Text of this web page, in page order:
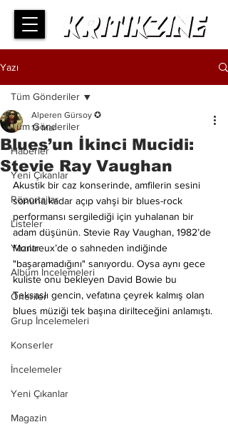
Yazı
Tüm Gönderiler
Haberler
Yeni Çıkanlar
Röportajlar
Listeler
Yazılar
Albüm İncelemeleri
Öneriler
Grup İncelemeleri
Konserler
İncelemeler
Yeni Çıkanlar
Magazin
Tüm Gönderiler
Blues’un İkinci Mucidi:
Stevie Ray Vaughan
Alperen Gürsoy ✪
13 Mar
Akustik bir caz konserinde, amfilerin sesini
sonuna kadar açıp vahşi bir blues-rock
performansı sergilediği için yuhalanan bir
adam düşünün. Stevie Ray Vaughan, 1982’de
Montreux’de o sahneden indiğinde
"başaramadığını" sanıyordu. Oysa aynı gece
kuliste onu bekleyen David Bowie bu
Teksaslı gencin, vefatına çeyrek kalmış olan
blues müziği tek başına dirilteceğini anlamıştı.